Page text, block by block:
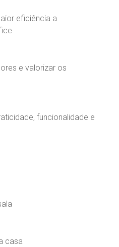
eficiência a
e valorizar os
funcionalidade e
casa